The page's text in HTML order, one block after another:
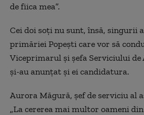
de fiica mea”.
Cei doi soţi nu sunt, însă, singurii
primăriei Popeşti care vor să
Viceprimarul şi şefa Serviciului de
şi-au anunţat şi ei candidatura.
Aurora Măgură, şef de serviciu al
„La cererea mai multor oameni